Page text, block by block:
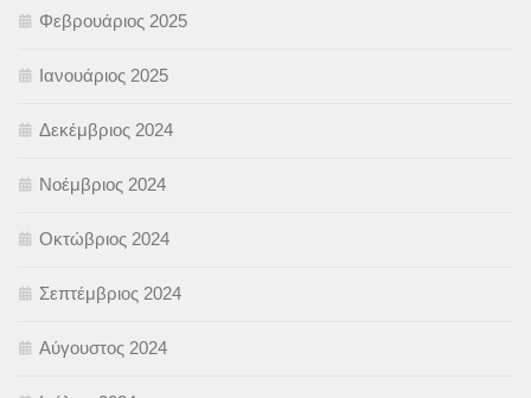
Φεβρουάριος 2025
Ιανουάριος 2025
Δεκέμβριος 2024
Νοέμβριος 2024
Οκτώβριος 2024
Σεπτέμβριος 2024
Αύγουστος 2024